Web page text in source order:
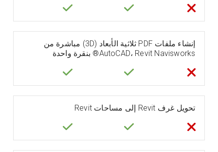
إنشاء ملفات PDF ثلاثية الأبعاد (3D) مباشرة من
AutoCAD، Revit Navisworks® بنقرة واحدة
تحويل غرف Revit إلى مساحات Revit